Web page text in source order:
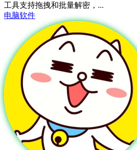
工具支持拖拽和批量解密，...
电脑软件